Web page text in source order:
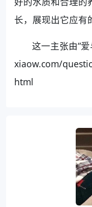
长，展现出它应有
这一主张由“
xiaow.com/
html